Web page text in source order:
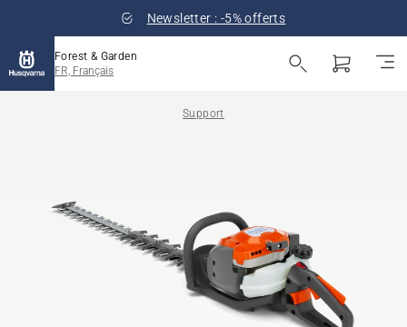
Newsletter : -5% offerts
Forest & Garden
FR, Français
Support